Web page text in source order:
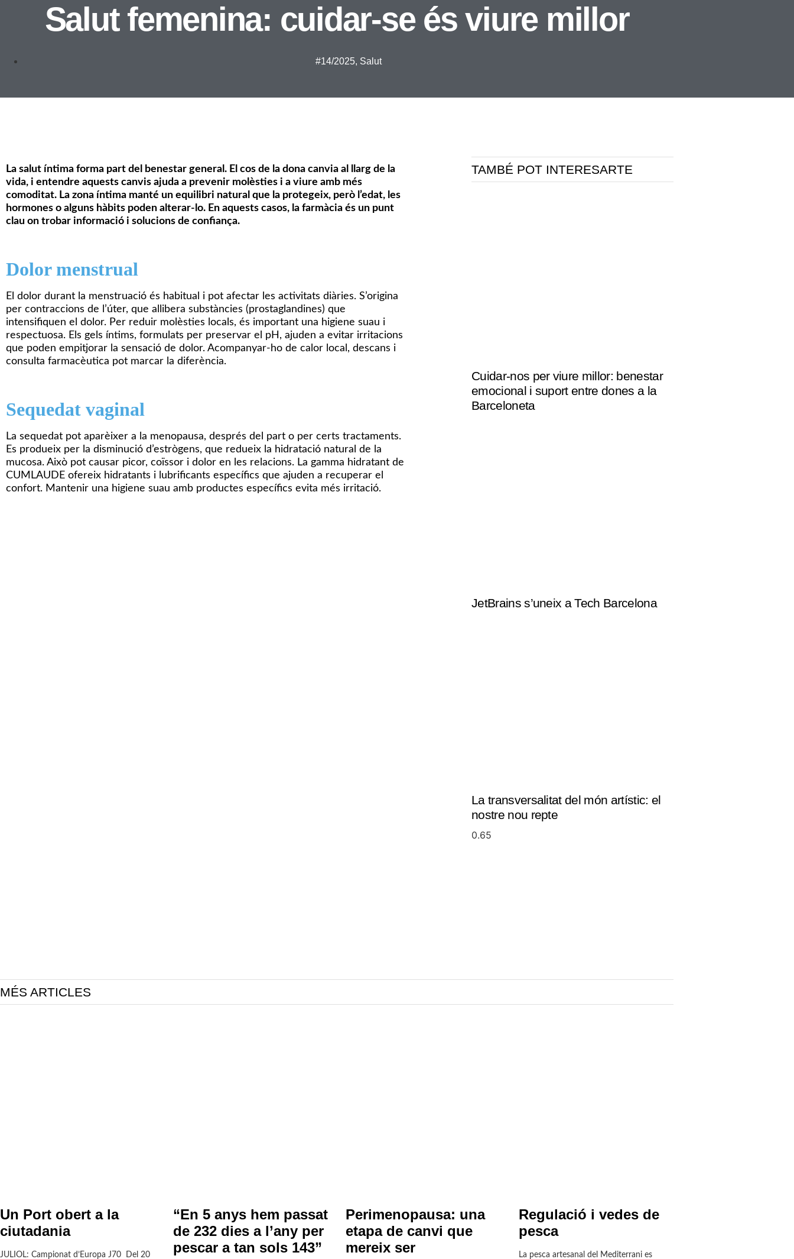
Salut femenina: cuidar-se és viure millor
#14/2025, Salut
La salut íntima forma part del benestar general. El cos de la dona canvia al llarg de la
vida, i entendre aquests canvis ajuda a prevenir molèsties i a viure amb més
comoditat. La zona íntima manté un equilibri natural que la protegeix, però l’edat, les
hormones o alguns hàbits poden alterar-lo. En aquests casos, la farmàcia és un punt
clau on trobar informació i solucions de confiança.
Dolor menstrual
El dolor durant la menstruació és habitual i pot afectar les activitats diàries. S’origina
per contraccions de l’úter, que allibera substàncies (prostaglandines) que
intensifiquen el dolor. Per reduir molèsties locals, és important una higiene suau i
respectuosa. Els gels íntims, formulats per preservar el pH, ajuden a evitar irritacions
que poden empitjorar la sensació de dolor. Acompanyar-ho de calor local, descans i
consulta farmacèutica pot marcar la diferència.
Sequedat vaginal
La sequedat pot aparèixer a la menopausa, després del part o per certs tractaments.
Es produeix per la disminució d’estrògens, que redueix la hidratació natural de la
mucosa. Això pot causar picor, coïssor i dolor en les relacions. La gamma hidratant de
CUMLAUDE ofereix hidratants i lubrificants específics que ajuden a recuperar el
confort. Mantenir una higiene suau amb productes específics evita més irritació.
TAMBÉ POT INTERESARTE
Cuidar-nos per viure millor: benestar
emocional i suport entre dones a la
Barceloneta
JetBrains s’uneix a Tech Barcelona
La transversalitat del món artístic: el
nostre nou repte
MÉS ARTICLES
Un Port obert a la
ciutadania
JULIOL: Campionat d’Europa J70 Del 20
“En 5 anys hem passat
de 232 dies a l’any per
pescar a tan sols 143”
Perimenopausa: una
etapa de canvi que
mereix ser
Regulació i vedes de
pesca
La pesca artesanal del Mediterrani es